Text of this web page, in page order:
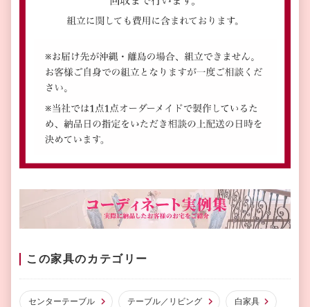
この家具のカテゴリー
センターテーブル テーブル／リビング 白家具